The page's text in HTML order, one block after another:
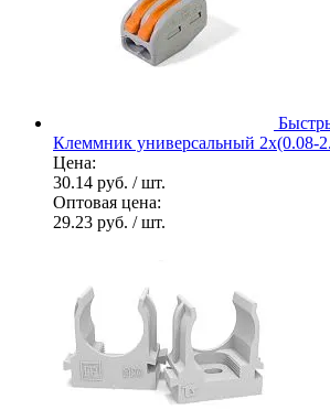
Клеммник универсальный 2х(0.08-
Цена:
30.14 руб. / шт.
Оптовая цена:
29.23 руб. / шт.